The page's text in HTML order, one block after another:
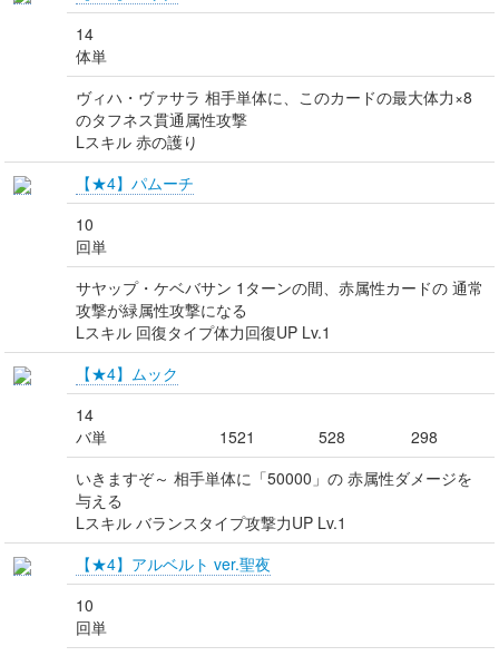
14
体単
ヴィハ・ヴァサラ 相手単体に、このカードの最大体力×8
のタフネス貫通属性攻撃
Lスキル 赤の護り
【★4】パムーチ
10
回単
サヤップ・ケベバサン 1ターンの間、赤属性カードの 通常
攻撃が緑属性攻撃になる
Lスキル 回復タイプ体力回復UP Lv.1
【★4】ムック
14
バ単
1521 528
298
いきますぞ～ 相手単体に「50000」の 赤属性ダメージを
与える
Lスキル バランスタイプ攻撃力UP Lv.1
【★4】アルベルト ver.聖夜
10
回単